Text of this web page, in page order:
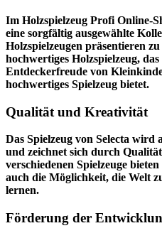
Im Holzspielzeug Profi Online-
eine sorgfältig ausgewählte
Holzspielzeugen präsentieren
hochwertiges Holzspielzeug,
Entdeckerfreude von
hochwertiges Spielzeug bietet.
Qualität und Kreativität
Das Spielzeug von Selecta wird
und zeichnet sich durch
verschiedenen Spielzeuge
auch die Möglichkeit, die Welt
lernen.
Förderung der